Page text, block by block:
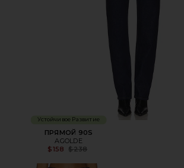
Устойчивое Развитие
ПРЯМОЙ 90S
AGOLDE
$158
Previous price:
$238